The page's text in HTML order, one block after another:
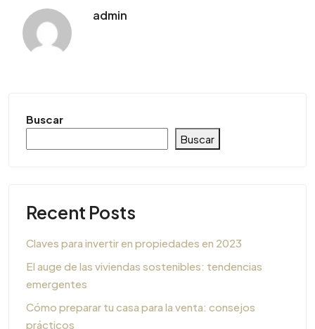
admin
Buscar
Buscar
Recent Posts
Claves para invertir en propiedades en 2023
El auge de las viviendas sostenibles: tendencias
emergentes
Cómo preparar tu casa para la venta: consejos
prácticos